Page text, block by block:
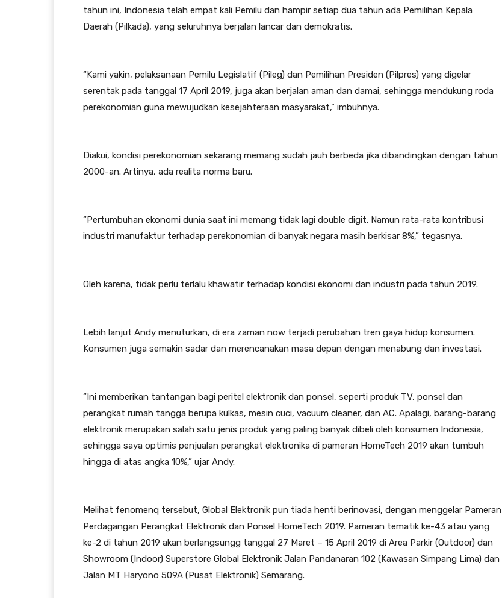
tahun ini, Indonesia telah empat kali Pemilu dan hampir setiap dua tahun ada Pemilihan Kepala
Daerah (Pilkada), yang seluruhnya berjalan lancar dan demokratis.
“Kami yakin, pelaksanaan Pemilu Legislatif (Pileg) dan Pemilihan Presiden (Pilpres) yang digelar
serentak pada tanggal 17 April 2019, juga akan berjalan aman dan damai, sehingga mendukung roda
perekonomian guna mewujudkan kesejahteraan masyarakat,” imbuhnya.
Diakui, kondisi perekonomian sekarang memang sudah jauh berbeda jika dibandingkan dengan tahun
2000-an. Artinya, ada realita norma baru.
“Pertumbuhan ekonomi dunia saat ini memang tidak lagi double digit. Namun rata-rata kontribusi
industri manufaktur terhadap perekonomian di banyak negara masih berkisar 8%,” tegasnya.
Oleh karena, tidak perlu terlalu khawatir terhadap kondisi ekonomi dan industri pada tahun 2019.
Lebih lanjut Andy menuturkan, di era zaman now terjadi perubahan tren gaya hidup konsumen.
Konsumen juga semakin sadar dan merencanakan masa depan dengan menabung dan investasi.
“Ini memberikan tantangan bagi peritel elektronik dan ponsel, seperti produk TV, ponsel dan
perangkat rumah tangga berupa kulkas, mesin cuci, vacuum cleaner, dan AC. Apalagi, barang-barang
elektronik merupakan salah satu jenis produk yang paling banyak dibeli oleh konsumen Indonesia,
sehingga saya optimis penjualan perangkat elektronika di pameran HomeTech 2019 akan tumbuh
hingga di atas angka 10%,” ujar Andy.
Melihat fenomenq tersebut, Global Elektronik pun tiada henti berinovasi, dengan menggelar Pameran
Perdagangan Perangkat Elektronik dan Ponsel HomeTech 2019. Pameran tematik ke-43 atau yang
ke-2 di tahun 2019 akan berlangsungg tanggal 27 Maret – 15 April 2019 di Area Parkir (Outdoor) dan
Showroom (Indoor) Superstore Global Elektronik Jalan Pandanaran 102 (Kawasan Simpang Lima) dan
Jalan MT Haryono 509A (Pusat Elektronik) Semarang.